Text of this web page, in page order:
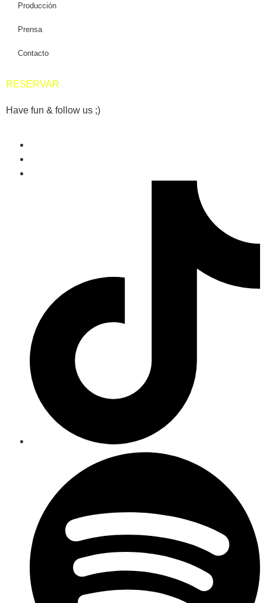
Producción
Prensa
Contacto
RESERVAR
Have fun & follow us ;)